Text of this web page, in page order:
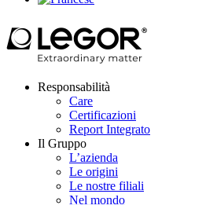
Responsabilità
Care
Certificazioni
Report Integrato
Il Gruppo
L’azienda
Le origini
Le nostre filiali
Nel mondo